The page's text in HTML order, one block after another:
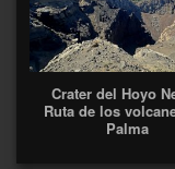
Crater del Hoyo
Ruta de los
Palma